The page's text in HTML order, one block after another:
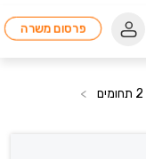
פרסום משרה
>